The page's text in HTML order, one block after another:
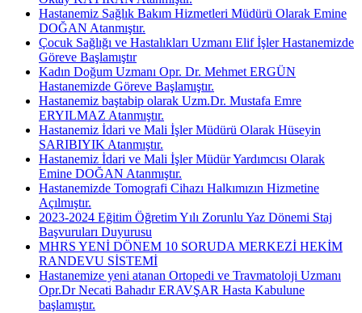
Hastanemiz Sağlık Bakım Hizmetleri Müdürü Olarak Emine
DOĞAN Atanmıştır.
Çocuk Sağlığı ve Hastalıkları Uzmanı Elif İşler Hastanemizde
Göreve Başlamıştır
Kadın Doğum Uzmanı Opr. Dr. Mehmet ERGÜN
Hastanemizde Göreve Başlamıştır.
Hastanemiz baştabip olarak Uzm.Dr. Mustafa Emre
ERYILMAZ Atanmıştır.
Hastanemiz İdari ve Mali İşler Müdürü Olarak Hüseyin
SARIBIYIK Atanmıştır.
Hastanemiz İdari ve Mali İşler Müdür Yardımcısı Olarak
Emine DOĞAN Atanmıştır.
Hastanemizde Tomografi Cihazı Halkımızın Hizmetine
Açılmıştır.
2023-2024 Eğitim Öğretim Yılı Zorunlu Yaz Dönemi Staj
Başvuruları Duyurusu
MHRS YENİ DÖNEM 10 SORUDA MERKEZİ HEKİM
RANDEVU SİSTEMİ
Hastanemize yeni atanan Ortopedi ve Travmatoloji Uzmanı
Opr.Dr Necati Bahadır ERAVŞAR Hasta Kabulune
başlamıştır.